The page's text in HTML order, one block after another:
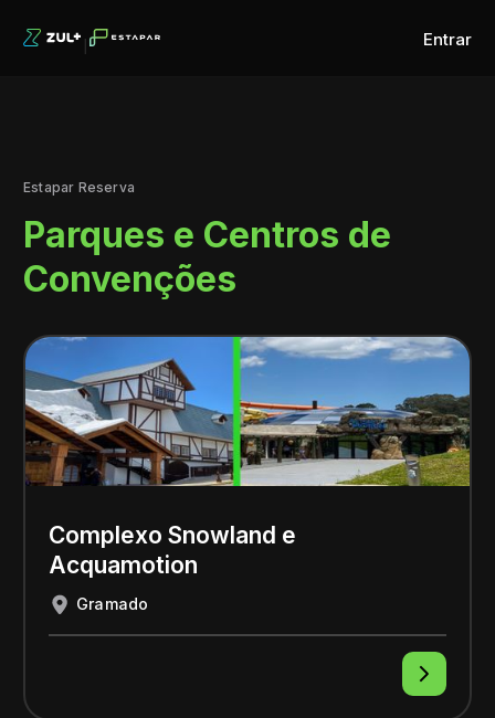
Entrar
Estapar Reserva
Parques e Centros de
Convenções
Complexo Snowland e
Acquamotion
Gramado